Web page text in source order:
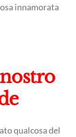
innamorata
qualcosa del